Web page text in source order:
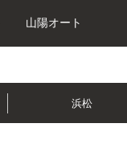
山陽オート
浜松